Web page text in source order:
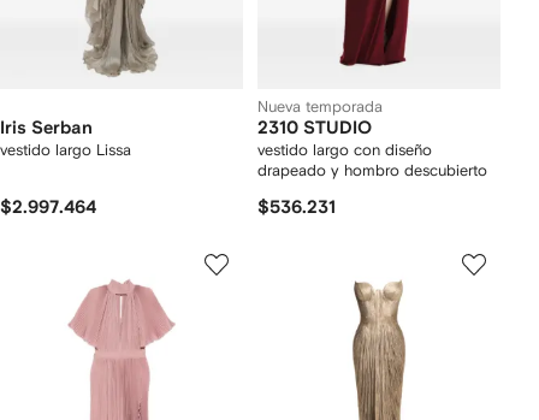
Iris Serban
vestido largo Lissa
$2.997.464
Nueva temporada
2310 STUDIO
vestido largo con diseño
drapeado y hombro descubierto
$536.231